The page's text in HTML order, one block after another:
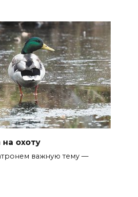
на охоту
важную тему —